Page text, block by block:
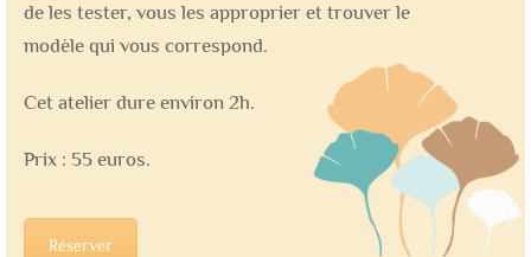
de les tester, vous les approprier et trouver le
modèle qui vous correspond.
Cet atelier dure environ 2h.
Prix : 55 euros.
Réserver